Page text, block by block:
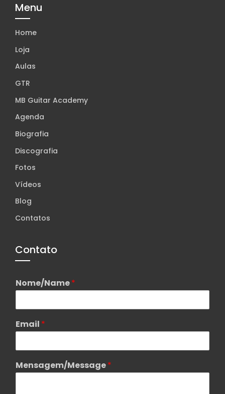
Menu
Home
Loja
Aulas
GTR
MB Guitar Academy
Agenda
Biografia
Discografia
Fotos
Vídeos
Blog
Contatos
Contato
Nome/Name*
Email *
Mensagem/Message*